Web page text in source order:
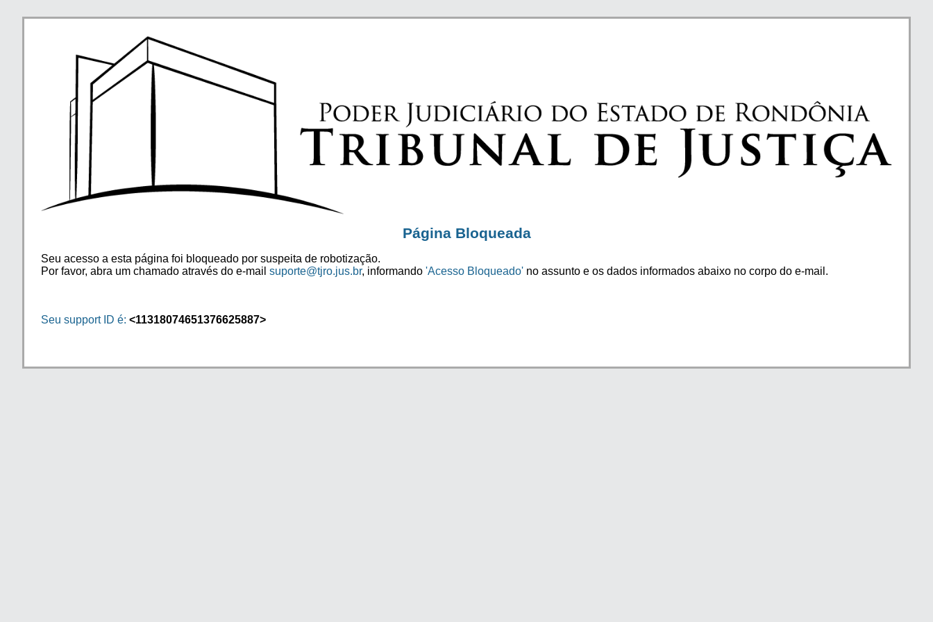
Página Bloqueada
Seu acesso a esta página foi bloqueado por suspeita de robotização.
Por favor, abra um chamado através do e-mail suporte@tjro.jus.br, informando 'Acesso Bloqueado' no assunto e os dados informados abaixo no corpo do e-mail.
Seu support ID é: <11318074651376625887>